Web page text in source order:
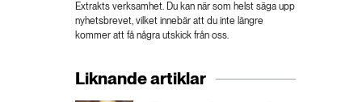
Extrakts verksamhet. Du kan när som helst säga upp
nyhetsbrevet, vilket innebär att du inte längre
kommer att få några utskick från oss.
Liknande artiklar